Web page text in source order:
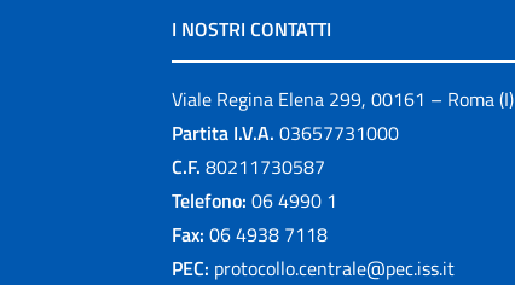
I NOSTRI CONTATTI
Viale Regina Elena 299, 00161 – Roma (I)
Partita I.V.A. 03657731000
C.F. 80211730587
Telefono: 06 4990 1
Fax: 06 4938 7118
PEC: protocollo.centrale@pec.iss.it